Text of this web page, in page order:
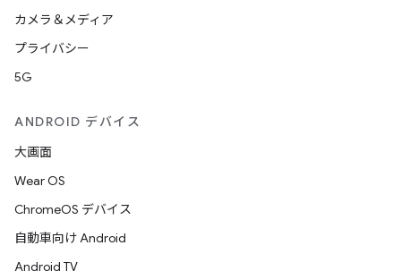
カメラ＆メディア
プライバシー
5G
ANDROID デバイス
大画面
Wear OS
ChromeOS デバイス
自動車向け Android
Android TV